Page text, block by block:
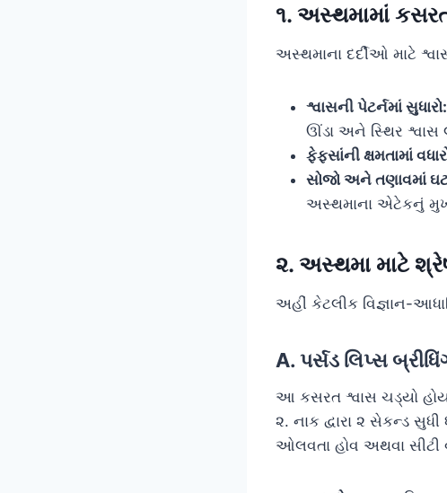
૧. અસ્થમામાં
અસ્થમાના દર્દીઓ માટે
શ્વાસની પેટર્નમાં સુધારો:
ઊંડા અને સ્થિર શ્વાસ
ફેફસાંની ક્ષમતામાં
સોજો અને તણાવમાં
અસ્થમાના એટેકનું
૨. અસ્થમા માટે
અહીં કેટલીક વિજ્ઞાન-
A. પર્સડ લિપ્સ
આ કસરત શ્વાસ ચડ્યો
૨. નાક દ્વારા ૨ સેકન્ડ
ઓલવતા હોવ અથવા સીટી